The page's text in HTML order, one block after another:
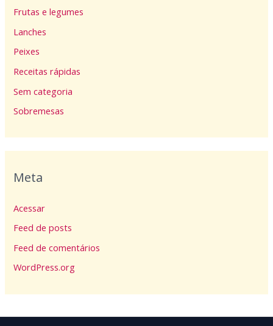
Frutas e legumes
Lanches
Peixes
Receitas rápidas
Sem categoria
Sobremesas
Meta
Acessar
Feed de posts
Feed de comentários
WordPress.org